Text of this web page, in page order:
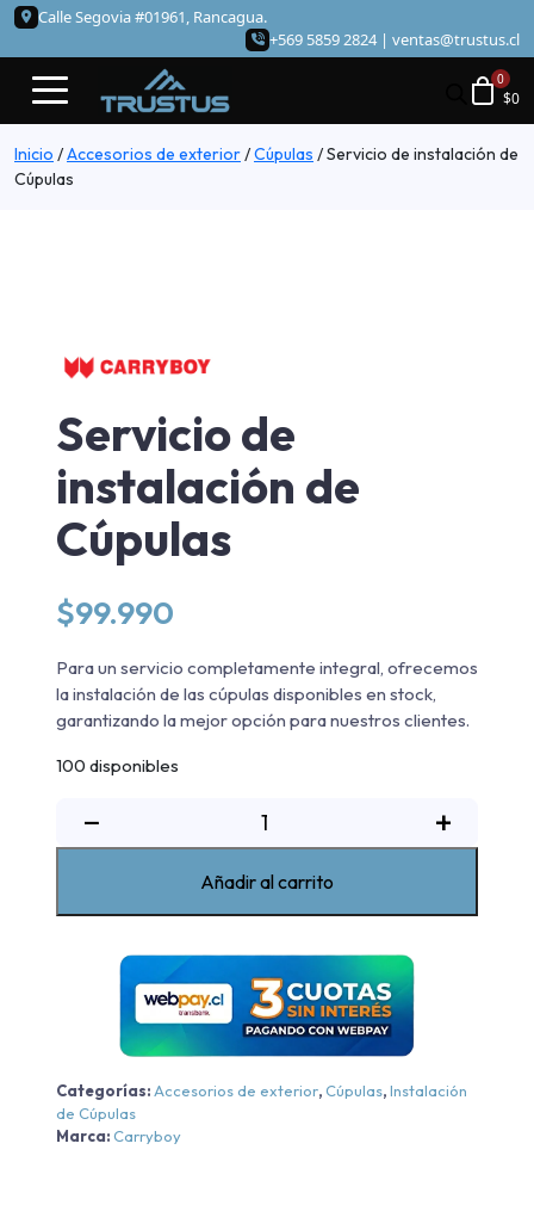
Calle Segovia #01961, Rancagua.
+569 5859 2824 | ventas@trustus.cl
$0
Inicio /Accesorios de exterior/Cúpulas /Servicio de instalación de
Cúpulas
Servicio de
instalación de
Cúpulas
$99.990
Para un servicio completamente integral, ofrecemos
la instalación de las cúpulas disponibles en stock,
garantizando la mejor opción para nuestros clientes.
100 disponibles
−
cantidad
+
Añadir al carrito
Categorías:Accesorios de exterior,Cúpulas,Instalación
de Cúpulas
Marca:Carryboy